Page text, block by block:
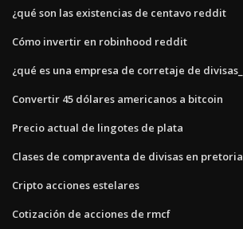
¿qué son las existencias de centavo reddit
Cómo invertir en robinhood reddit
¿qué es una empresa de corretaje de divisas_
Convertir 45 dólares americanos a bitcoin
Precio actual de lingotes de plata
Clases de compraventa de divisas en pretoria
Cripto acciones estelares
Cotización de acciones de rmcf